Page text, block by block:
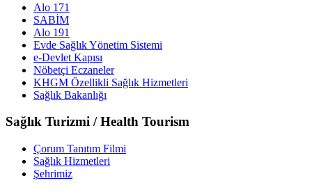
Alo 171
SABİM
Alo 191
Evde Sağlık Yönetim Sistemi
e-Devlet Kapısı
Nöbetçi Eczaneler
KHGM Özellikli Sağlık Hizmetleri
Sağlık Bakanlığı
Sağlık Turizmi / Health Tourism
Çorum Tanıtım Filmi
Sağlık Hizmetleri
Şehrimiz